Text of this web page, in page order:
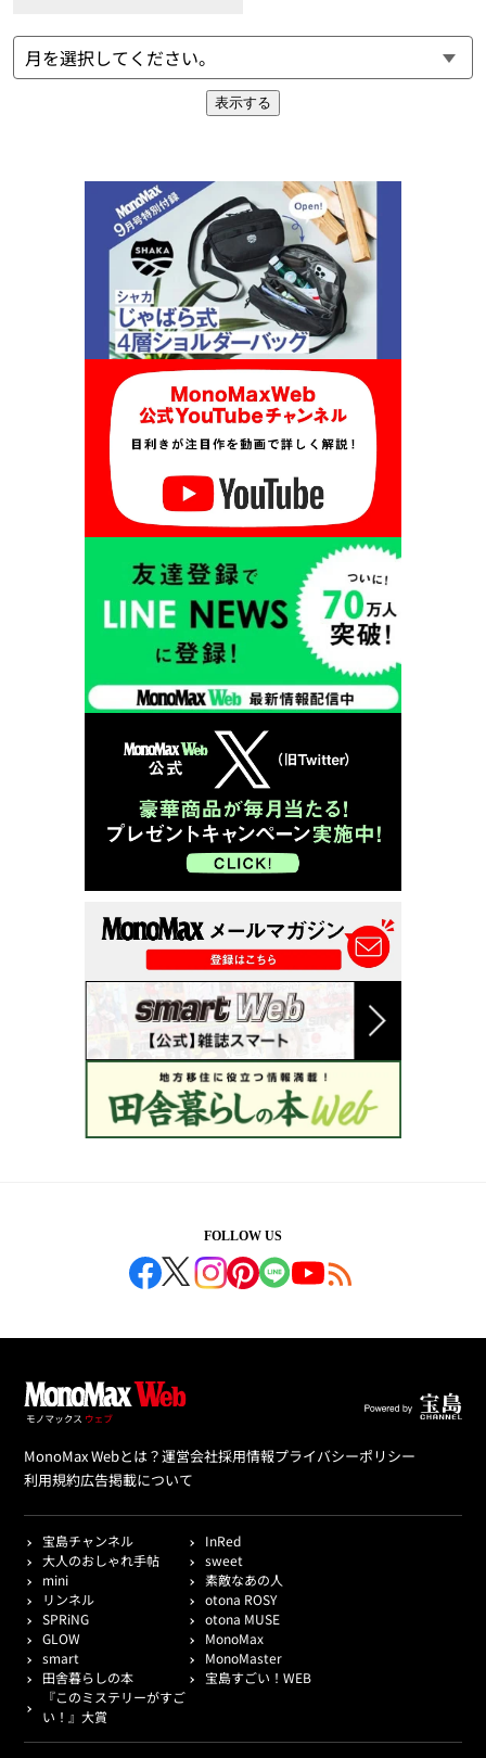
表示する
FOLLOW US
MonoMax Webとは？運営会社採用情報プライバシーポリシー
利用規約広告掲載について
宝島チャンネル
InRed
大人のおしゃれ手帖
sweet
mini
素敵なあの人
リンネル
otona ROSY
SPRiNG
otona MUSE
GLOW
MonoMax
smart
MonoMaster
田舎暮らしの本
宝島すごい！WEB
『このミステリーがすご
い！』大賞